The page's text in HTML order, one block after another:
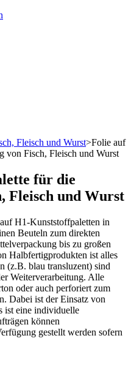
Fleisch und Wurst>Folie auf
von Fisch, Fleisch und Wurst
für die
Fleisch und Wurst
H1-Kunststoffpaletten in
Beuteln zum direkten
bis zu großen
Halbfertigprodukten ist alles
(z.B. blau transluzent) sind
Weiterverarbeitung. Alle
oder auch perforiert zum
Dabei ist der Einsatz von
ist eine individuelle
können
gestellt werden sofern